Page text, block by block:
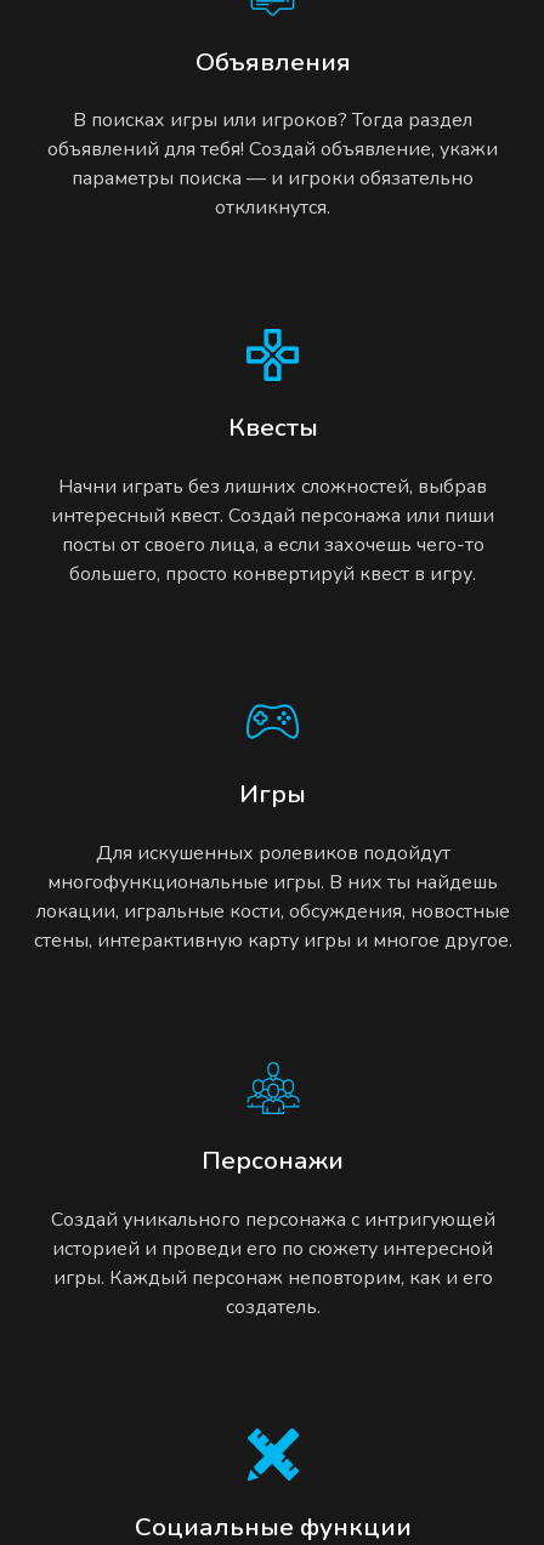
Объявления
В поисках игры или игроков? Тогда раздел
объявлений для тебя! Создай объявление, укажи
параметры поиска — и игроки обязательно
откликнутся.
Квесты
Начни играть без лишних сложностей, выбрав
интересный квест. Создай персонажа или пиши
посты от своего лица, а если захочешь чего-то
большего, просто конвертируй квест в игру.
Игры
Для искушенных ролевиков подойдут
многофункциональные игры. В них ты найдешь
локации, игральные кости, обсуждения, новостные
стены, интерактивную карту игры и многое другое.
Персонажи
Создай уникального персонажа с интригующей
историей и проведи его по сюжету интересной
игры. Каждый персонаж неповторим, как и его
создатель.
Социальные функции